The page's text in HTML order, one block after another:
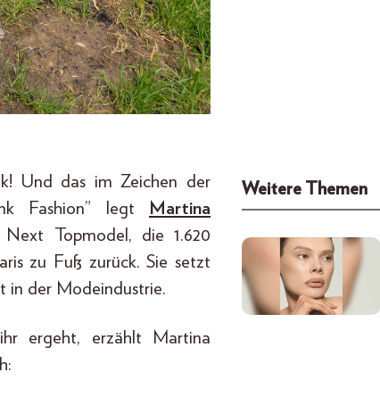
Und das im Zeichen der
Fashion” legt
Martina
Topmodel, die 1.620
zu Fuß zurück. Sie setzt
in der Modeindustrie.
ergeht, erzählt Martina
Weitere Themen